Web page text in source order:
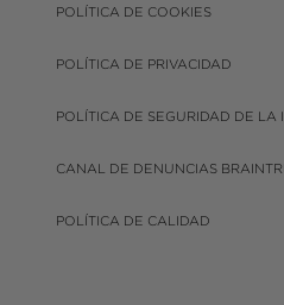
POLÍTICA DE COOKIES
POLÍTICA DE PRIVACIDAD
POLÍTICA DE SEGURIDAD DE LA
CANAL DE DENUNCIAS
POLÍTICA DE CALIDAD